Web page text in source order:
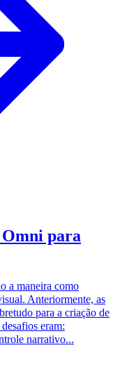
Omni para
a maneira como
Anteriormente, as
para a criação de
eram:
narrativo...